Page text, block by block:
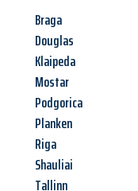
Braga
Douglas
Klaipeda
Mostar
Podgorica
Planken
Riga
Shauliai
Tallinn